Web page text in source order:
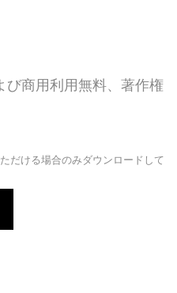
び商用利用無料、著作権
だける場合のみダウンロードして